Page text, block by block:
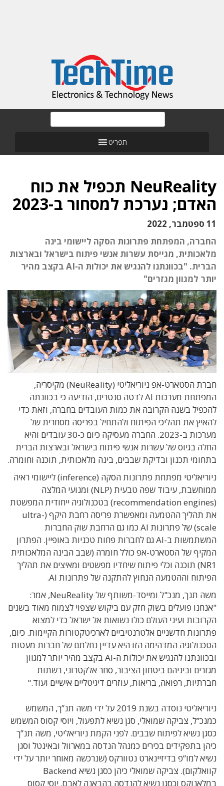
תפריט
NeuReality תכפיל את כוח
האדם; נערכת למסחור ב-2023
11 ספטמבר, 2022
החברה, המפתחת פתרונות הסקה ליישומי בינה
מלאכותית, מגייסת עשרות אנשי פיתוח בישראל ובארצות
הברית. "בכוונתנו להנגיש את יכולות ה-AI בקצב מהיר
יותר למגוון מגזרים"
חברת הסטארט-אפ ניוריאליטי (NeuReality) מקיסריה,
המפתחת מערכות AI לדטה סנטרים, הודיעה כי בכוונתה
להכפיל בשנה הקרובה את כמות העובדים בחברה, וזאת כדי
להאיץ את תהליכי הפיתוח ולהתחיל בפריסה מסחרית של
מערכות ב-2023. החברה מעסיקה כיום כ-30 עובדים והיא
החלה בגיוס של עשרות אנשי פיתוח בישראל ובארצות הברית
בתחומי תכנון ובדיקת שבבים, בינה מלאכותית, תוכנה וחומרה.
ניוריאליטי מפתחת פתרונות הסקה (inference) ליישומי ראיה
ממוחשבת, עיבוד שפה טבעית (NLP) ומנועי המלצה
(recommendation engines) בטכנולוגיה ייחודית המפשטת
את תהליך ההטמעה ומאפשרת פריסה רחבת היקף (ultra-
scale) של פתרונות AI כמו גם הרחבת שוק החברות
המשתמשות ב-AI גם לחברות פחות טכניות באופיין. הפתרון
המקיף של הסטארט-אפ כולל חומרה (שבב הבינה המלאכותית
NR1) תוכנה וכלי פיתוח שיחדיו מפשטים ומאיצים את תהליך
הפיתוח וההטמעה הנחוץ להתקנה של פתרונות AI.
משה תנך, מנכ"ל ומייסד-משותף של NeuReality, אמר:
"אנחנו פועלים בשוק חזק עם ביקוש שצפוי לצמוח מאוד בשנים
הקרובות ועיני העולם כולו נשואות אל ישראל כדי למצוא
פתרונות חדשניים אלטרנטיביים לארכיטקטורות הקיימות. כיום,
הטכנולוגיה המדהימה הזו היא עדיין נחלתם של חברות מעטות
ובכוונתנו להנגיש את יכולות ה-AI בקצב מהיר יותר למגוון
מגזרים וביניהם ביטחון הציבור, סחר אלקטרוני, רשתות
חברתיות, רפואה, בריאות, עוזרים דיגיטליים אישיים ועוד."
ניוריאליטי נוסדה בשנת 2019 על ידי משה תנ”ך, המשמש
כמנכ”ל, צביקה שמואלי, סגן נשיא לתפעול, ויוסי קסוס המשמש
כסגן נשיא לפיתוח שבבים. לפני הקמת ניוריאליטי, משה תנ”ך
כיהן בתפקידים בכירים כמנהל הנדסה במארוול ובאינטל וסגן
נשיא למו”פ בדיזיינארט נטוורקס (שנרכשה מאוחר יותר על ידי
קוואלקום). צביקה שמואלי כיהן כסגן נשיא Backend
במלאנוקס וכסגן נשיא להנדסה בהבאנה לאבס. יוסי קסוס